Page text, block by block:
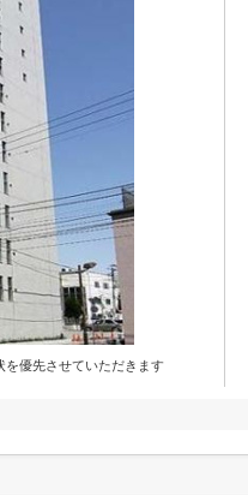
優先させていただきます